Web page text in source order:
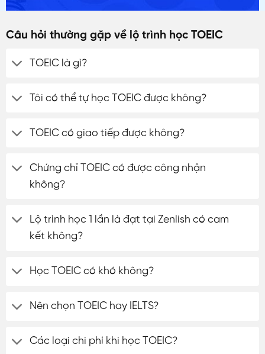
Câu hỏi thường gặp về lộ trình học TOEIC
TOEIC là gì?
Tôi có thể tự học TOEIC được không?
TOEIC có giao tiếp được không?
Chứng chỉ TOEIC có được công nhận
không?
Lộ trình học 1 lần là đạt tại Zenlish có cam
kết không?
Học TOEIC có khó không?
Nên chọn TOEIC hay IELTS?
Các loại chi phí khi học TOEIC?